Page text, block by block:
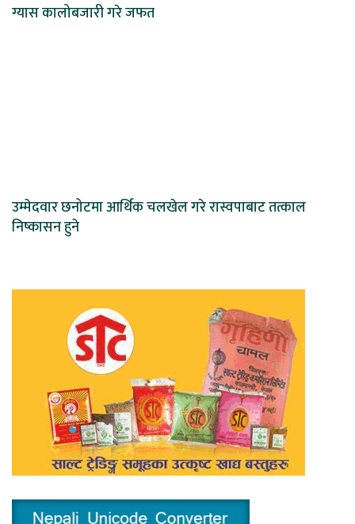
ग्यास कालोबजारी गरे जफत
उम्मेदवार छनोटमा आर्थिक चलखेल गरे रास्वपाबाट तत्काल
निष्कासन हुने